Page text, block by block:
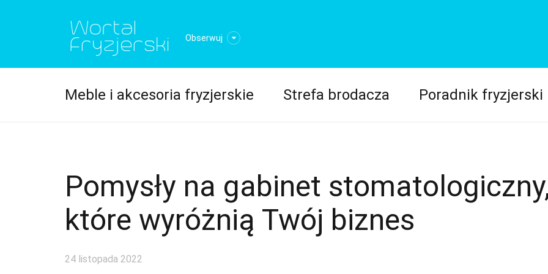
Obserwuj
Meble i akcesoria fryzjerskie Strefa brodacza Poradnik fryzjerski
Pomysły na gabinet
które wyróżnią Twój biznes
24 listopada 2022